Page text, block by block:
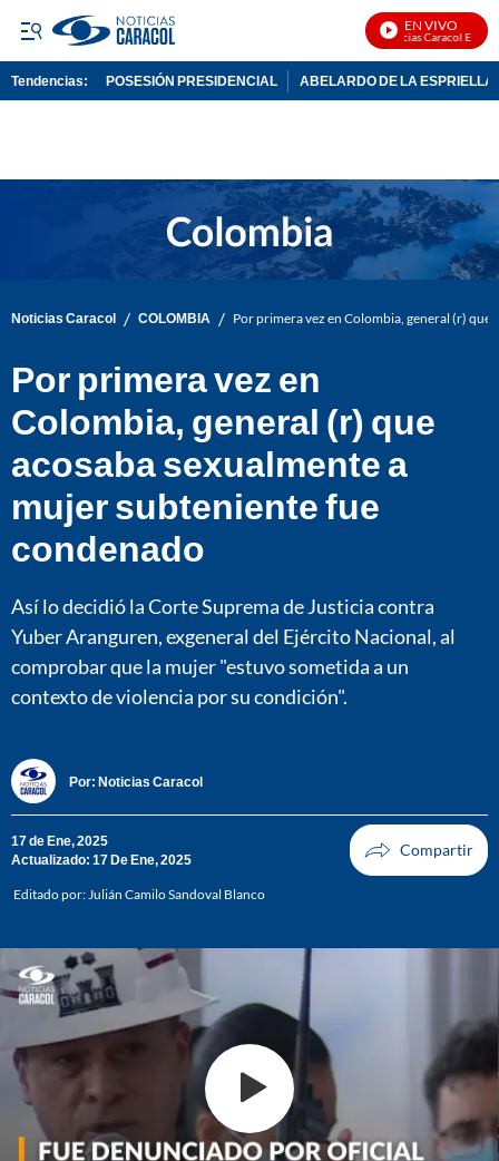
EN VIVO
Noticias Caracol En Vivo
Tendencias: POSESIÓN PRESIDENCIAL ABELARDO DE LA ESPRIELLA
Noticias Caracol / COLOMBIA / Por primera vez en Colombia, general (r)
Por primera vez en
Colombia, general (r) que
acosaba sexualmente a
mujer subteniente fue
condenado
Así lo decidió la Corte Suprema de Justicia contra
Yuber Aranguren, exgeneral del Ejército Nacional, al
comprobar que la mujer "estuvo sometida a un
contexto de violencia por su condición".
Por: Noticias Caracol
17 de Ene, 2025
Actualizado: 17 De Ene, 2025
Editado por:Julián Camilo Sandoval Blanco